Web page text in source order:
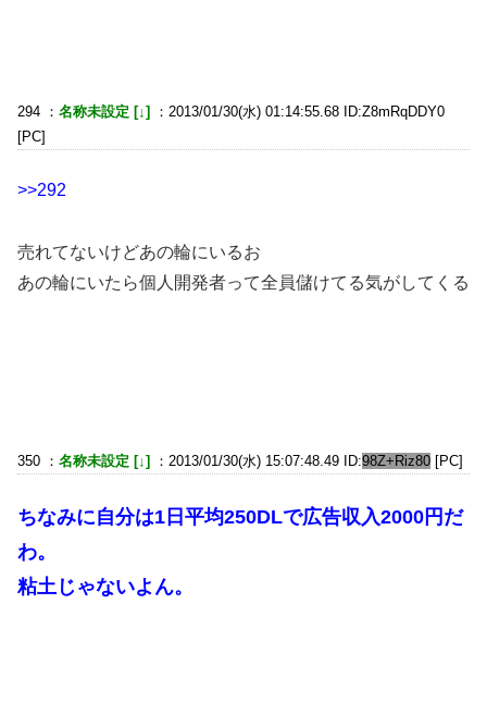
294 ： 名称未設定 [↓]
：2013/01/30(水) 01:14:55.68 ID:Z8mRqDDY0
[PC]
>>292
売れてないけどあの輪にいるお
あの輪にいたら個人開発者って全員儲けてる気がしてくる
350 ： 名称未設定 [↓] ：2013/01/30(水) 15:07:48.49 ID:98Z+Riz80 [PC]
ちなみに自分は1日平均250DLで広告収入2000円だ
わ。
粘土じゃないよん。